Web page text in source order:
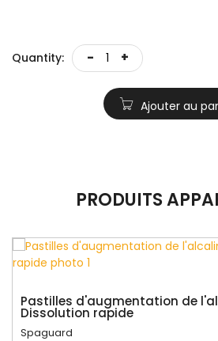
Quantity: - +
Ajouter au
PRODUITS
Pastilles d'augmentation de
Dissolution rapide
Spaguard